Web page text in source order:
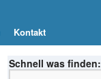
Kontakt
Schnell was finden: